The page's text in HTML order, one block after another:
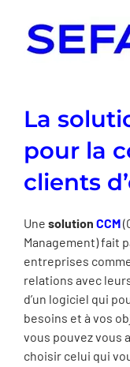
contenu
La
pour la
clients
Une solution CCM
Management) fait
entreprises
relations avec
d’un logiciel qui
besoins et à vos
vous pouvez vous
choisir celui qui